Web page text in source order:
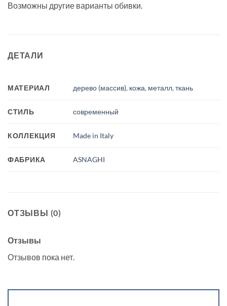
Возможны другие варианты обивки.
ДЕТАЛИ
МАТЕРИАЛ дерево (массив), кожа, металл,ткань
СТИЛЬ современный
КОЛЛЕКЦИЯ Made in Italy
ФАБРИКА ASNAGHI
ОТЗЫВЫ (0)
Отзывы
Отзывов пока нет.